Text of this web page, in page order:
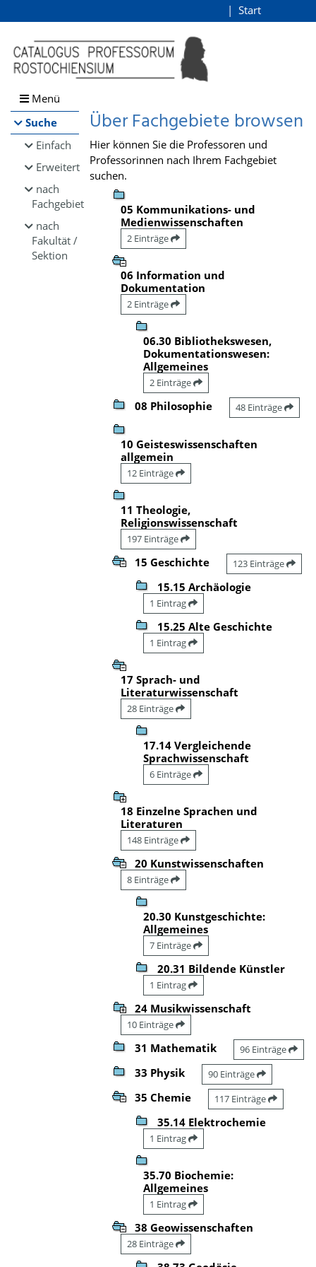
Browsen
direkt zum Inhalt
Start
Menü
Suche
Einfach
Erweitert
nach
Fachgebiet
nach
Fakultät /
Sektion
Über Fachgebiete browsen
Hier können Sie die Professoren und
Professorinnen nach Ihrem Fachgebiet
suchen.
05 Kommunikations- und
Medienwissenschaften
2 Einträge
06 Information und
Dokumentation
2 Einträge
06.30 Bibliothekswesen,
Dokumentationswesen:
Allgemeines
2 Einträge
08 Philosophie 48 Einträge
10 Geisteswissenschaften
allgemein
12 Einträge
11 Theologie,
Religionswissenschaft
197 Einträge
15 Geschichte 123 Einträge
15.15 Archäologie
1 Eintrag
15.25 Alte Geschichte
1 Eintrag
17 Sprach- und
Literaturwissenschaft
28 Einträge
17.14 Vergleichende
Sprachwissenschaft
6 Einträge
18 Einzelne Sprachen und
Literaturen
148 Einträge
20 Kunstwissenschaften
8 Einträge
20.30 Kunstgeschichte:
Allgemeines
7 Einträge
20.31 Bildende Künstler
1 Eintrag
24 Musikwissenschaft
10 Einträge
31 Mathematik 96 Einträge
33 Physik 90 Einträge
35 Chemie 117 Einträge
35.14 Elektrochemie
1 Eintrag
35.70 Biochemie:
Allgemeines
1 Eintrag
38 Geowissenschaften
28 Einträge